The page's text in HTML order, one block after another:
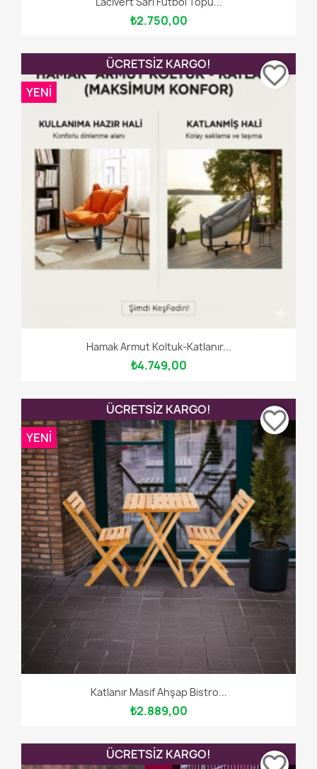
₺2.750,00
Hamak Armut Koltuk-Katlanır...
₺4.749,00
ÜCRETSIZ KARGO!
YENI
favorite_border
Katlanır Masif Ahşap Bistro...
₺2.889,00
ÜCRETSIZ KARGO!
YENI
favorite_border
ÜCRETSIZ KARGO!